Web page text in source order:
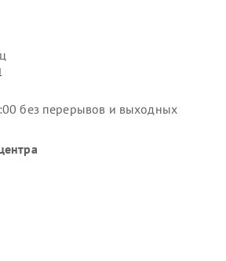
без перерывов и выходных